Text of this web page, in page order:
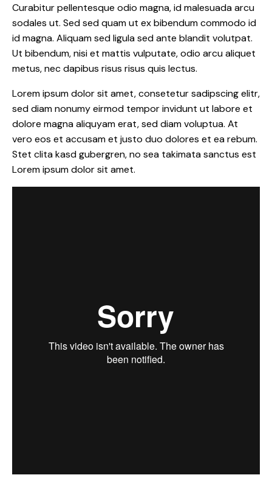
Curabitur pellentesque odio magna, id malesuada arcu
sodales ut. Sed sed quam ut ex bibendum commodo id
id magna. Aliquam sed ligula sed ante blandit volutpat.
Ut bibendum, nisi et mattis vulputate, odio arcu aliquet
metus, nec dapibus risus risus quis lectus.
Lorem ipsum dolor sit amet, consetetur sadipscing elitr,
sed diam nonumy eirmod tempor invidunt ut labore et
dolore magna aliquyam erat, sed diam voluptua. At
vero eos et accusam et justo duo dolores et ea rebum.
Stet clita kasd gubergren, no sea takimata sanctus est
Lorem ipsum dolor sit amet.